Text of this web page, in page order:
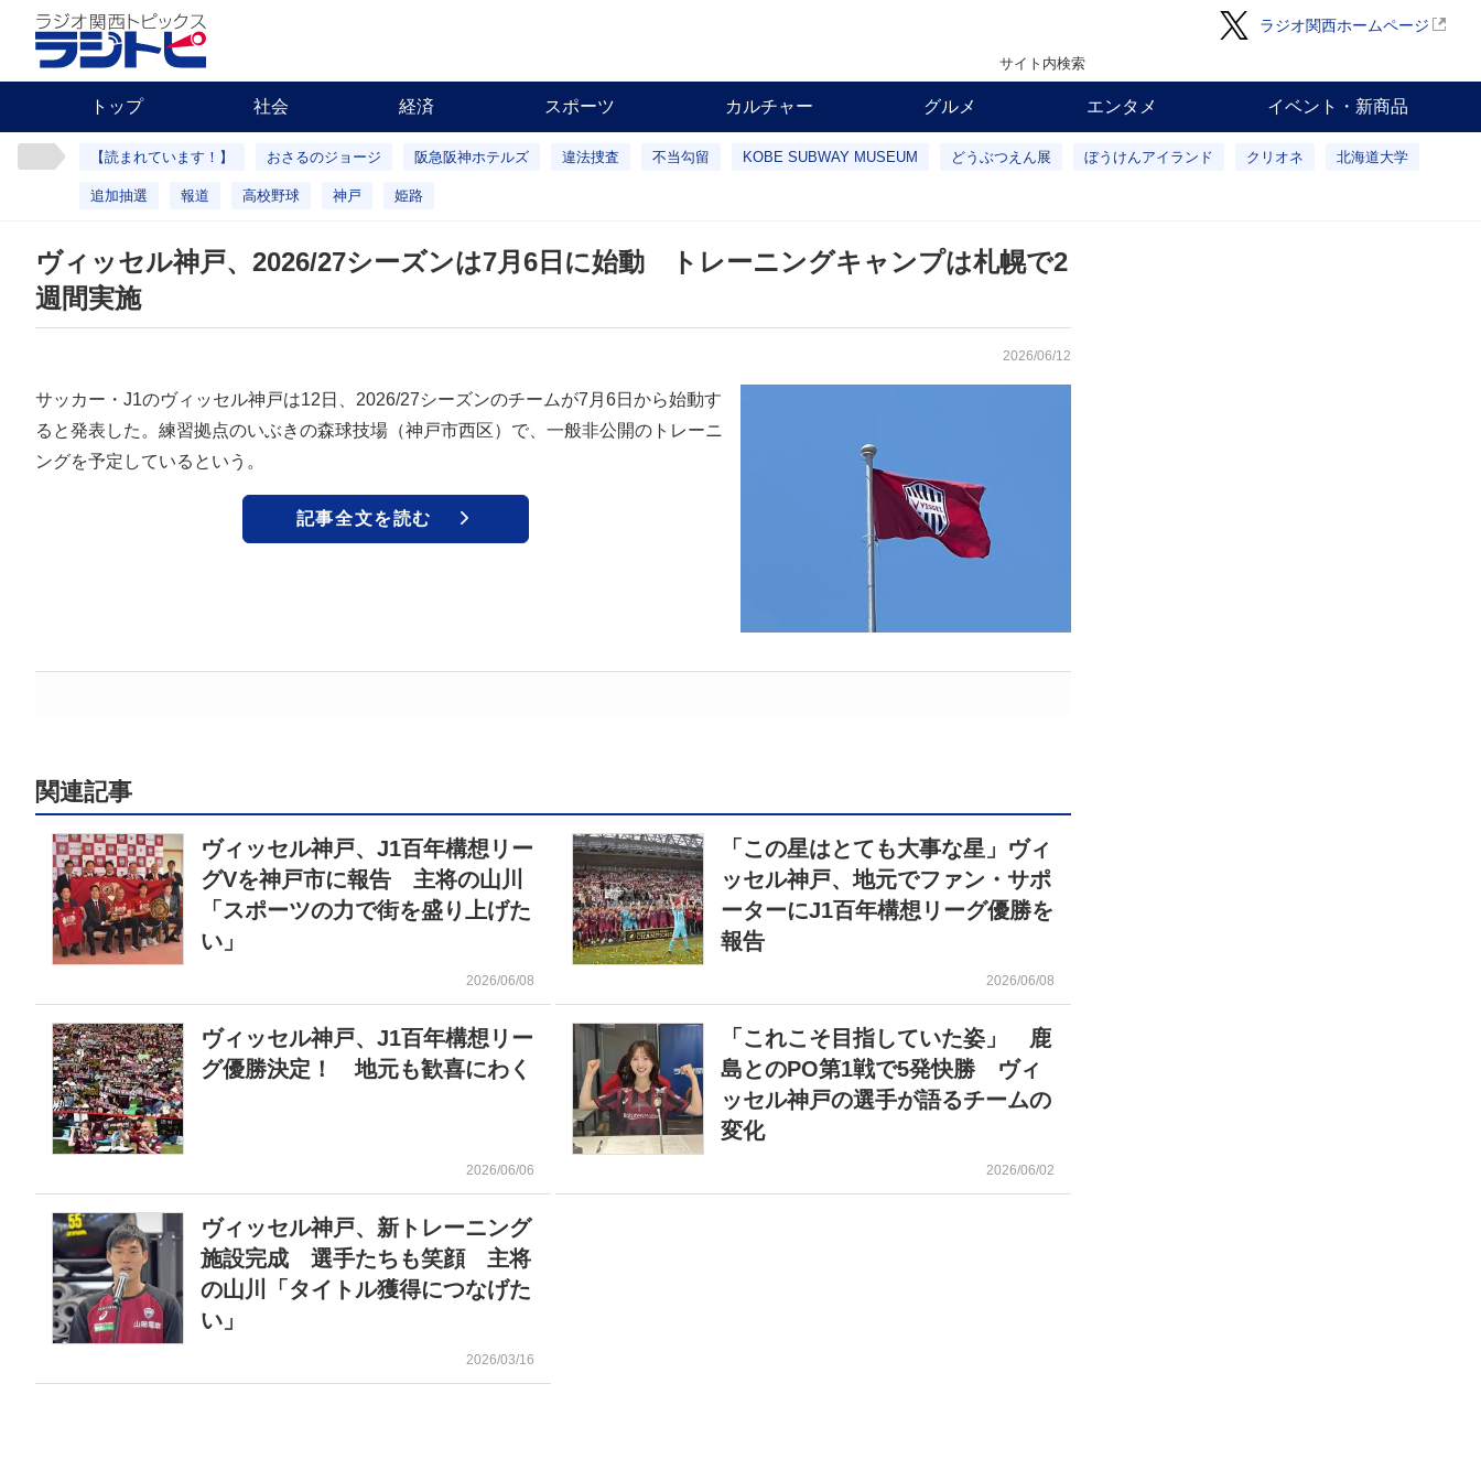
ラジオ関西ホームページ
サイト内検索
トップ 社会 経済 スポーツ カルチャー グルメ エンタメ イベント・新商品
【読まれています！】 おさるのジョージ 阪急阪神ホテルズ 違法捜査 不当勾留 KOBE SUBWAY MUSEUM どうぶつえん展 ぼうけんアイランド クリオネ 北海道大学
追加抽選 報道 高校野球 神戸 姫路
ヴィッセル神戸、2026/27シーズンは7月6日に始動 トレーニングキャンプは札幌で2
週間実施
2026/06/12
サッカー・J1のヴィッセル神戸は12日、2026/27シーズンのチームが7月6日から始動す
ると発表した。練習拠点のいぶきの森球技場（神戸市西区）で、一般非公開のトレーニ
ングを予定しているという。
記事全文を読む
関連記事
ヴィッセル神戸、J1百年構想リー
グVを神戸市に報告 主将の山川
「スポーツの力で街を盛り上げた
い」
2026/06/08
「この星はとても大事な星」ヴィ
ッセル神戸、地元でファン・サポ
ーターにJ1百年構想リーグ優勝を
報告
2026/06/08
ヴィッセル神戸、J1百年構想リー
グ優勝決定！ 地元も歓喜にわく
2026/06/06
「これこそ目指していた姿」 鹿
島とのPO第1戦で5発快勝 ヴィ
ッセル神戸の選手が語るチームの
変化
2026/06/02
ヴィッセル神戸、新トレーニング
施設完成 選手たちも笑顔 主将
の山川「タイトル獲得につなげた
い」
2026/03/16